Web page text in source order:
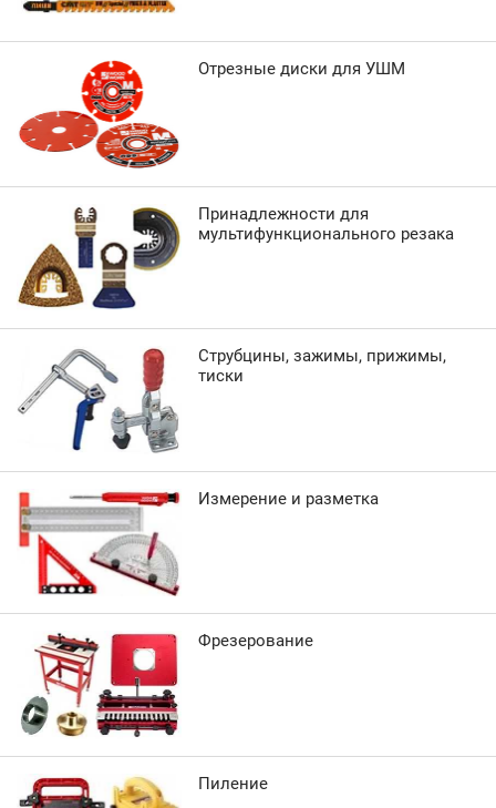
Отрезные диски для УШМ
Принадлежности для
мультифункционального резака
Струбцины, зажимы, прижимы,
тиски
Измерение и разметка
Фрезерование
Пиление